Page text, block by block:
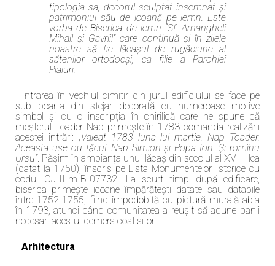
tipologia sa, decorul sculptat însemnat și
patrimoniul său de icoană pe lemn. Este
vorba de Biserica de lemn “Sf. Arhangheli
Mihail și Gavriil” care continuă și în zilele
noastre să fie lăcașul de rugăciune al
sătenilor ortodocși, ca filie a Parohiei
Plaiuri.
Intrarea în vechiul cimitir din jurul edificiului se face pe
sub poarta din stejar decorată cu numeroase motive
simbol și cu o inscripția în chirilică care ne spune că
meșterul Toader Nap primește în 1783 comanda realizării
acestei intrări: „Valeat 1783 luna lui martie. Nap Toader.
Aceasta use ou făcut Nap Simion și Popa Ion. Și romînu
Ursu”. Pășim în ambianța unui lăcaș din secolul al XVIII-lea
(datat la 1750), înscris pe Lista Monumentelor Istorice cu
codul CJ-II-m-B-07732. La scurt timp după edificare,
biserica primește icoane împărătești datate sau databile
între 1752-1755, fiind împodobită cu pictură murală abia
în 1793, atunci când comunitatea a reușit să adune banii
necesari acestui demers costisitor.
Arhitectura